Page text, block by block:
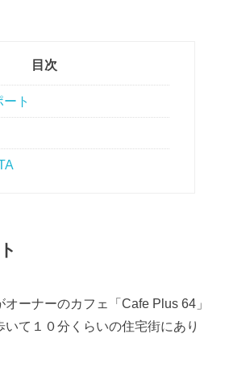
目次
ト
ーナーのカフェ「Cafe Plus 64」
て１０分くらいの住宅街にあり